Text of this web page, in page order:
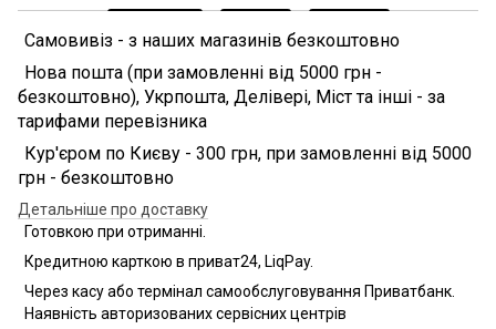
Самовивіз - з наших магазинів безкоштовно
Нова пошта (при замовленні від 5000 грн -
безкоштовно), Укрпошта, Делівері, Міст та інші - за
тарифами перевізника
Кур'єром по Києву - 300 грн, при замовленні від 5000
грн - безкоштовно
Детальніше про доставку
Готовкою при отриманні.
Кредитною карткою в приват24, LiqPay.
Через касу або термінал самообслуговування Приватбанк.
Наявність авторизованих сервісних центрів